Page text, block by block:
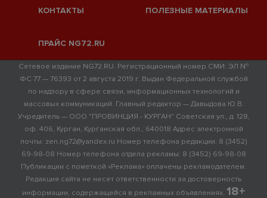
КОНТАКТЫ ПОЛЕЗНЫЕ МАТЕРИАЛЫ
ПРАЙС NG72.RU
Сетевое издание NG72.RU. Регистрационный номер СМИ: ЭЛ №
ФС 77 — 76393 от 2 августа 2019 г. Выдан Федеральной службой
по надзору в сфере связи, информационных технологий и
массовых коммуникаций. Главный редактор — Давыдова Ю.В.
Учредитель — ООО "ПРОВИНЦИЯ - КУРГАН" Советская ул., д. 128,
оф. 406, Курган, Курганская обл., 640018 Адрес электронной
почты: zen.ng72@yandex.ru Номер телефона редакции: 8 (3452)
69-98-08 Номер телефона отдела рекламы: 8 (3452) 69-98-08
Публикации с пометкой «Реклама» оплачены рекламодателем.
Редакция сайта не несет ответственности за достоверность
информации, содержащейся в рекламных объявлениях. 18+